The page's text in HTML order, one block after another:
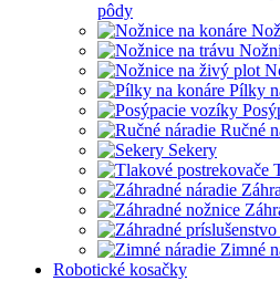
pôdy
Pílky
Ručné
Sekery
Zimné
Robotické kosačky